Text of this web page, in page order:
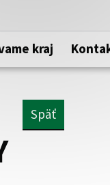
webovú
pred názvom
kraj
Späť